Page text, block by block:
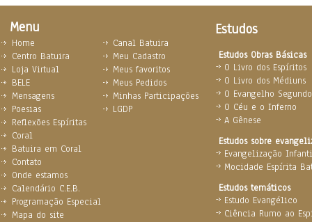
Menu Estudos
Estudos Obras Básicas
O Livro dos Espíritos
O Livro dos Médiuns
O Evangelho
O Céu e o Inferno
A Gênese
Estudos sobre
Evangelização
Mocidade Espírita
Estudos temáticos
Estudo Evangélico
Ciência Rumo ao
Home
Centro Batuira
Loja Virtual
BELE
Mensagens
Poesias
Reflexões Espíritas
Coral
Batuira em Coral
Contato
Onde estamos
Calendário C.E.B.
Programação Especial
Mapa do site
Canal Batuira
Meu Cadastro
Meus favoritos
Meus Pedidos
Minhas Participações
LGDP